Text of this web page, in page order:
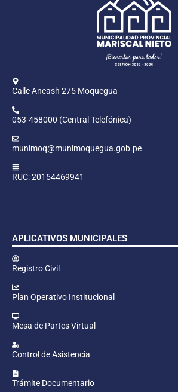
Calle Ancash 275 Moquegua
053-458000 (Central Telefónica)
munimoq@munimoquegua.gob.pe
RUC: 20154469941
APLICATIVOS MUNICIPALES
Registro Civil
Plan Operativo Institucional
Mesa de Partes Virtual
Control de Asistencia
Trámite Documentario